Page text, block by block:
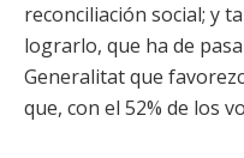
reconciliación social; y
lograrlo, que ha de
Generalitat que
que, con el 52% de los